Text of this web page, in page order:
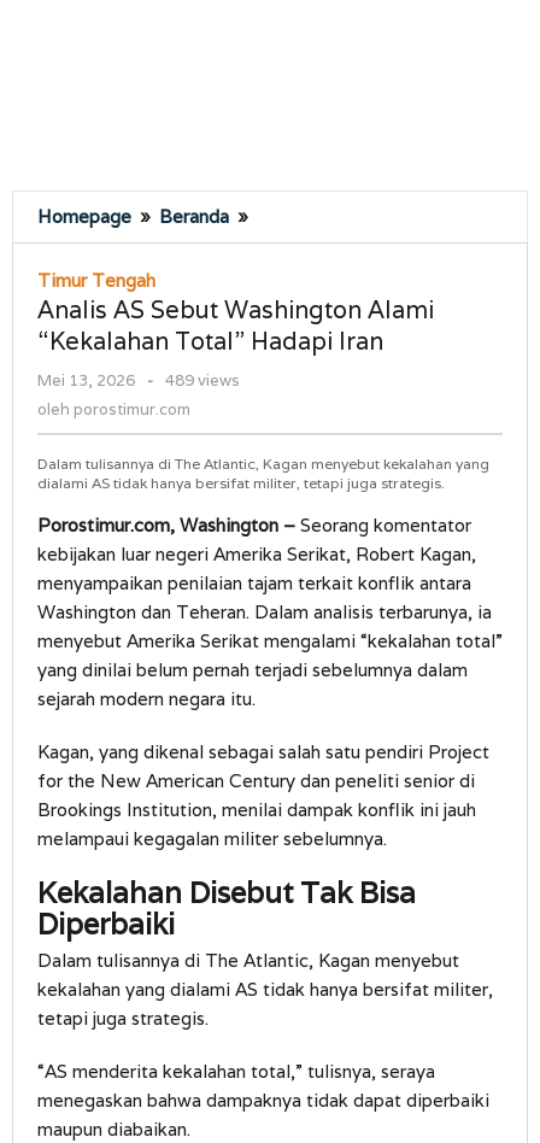
Homepage » Beranda »
AS
Washington
Alami
“Kekalahan
Iran
Timur Tengah
Analis AS Sebut Washington Alami
“Kekalahan Total” Hadapi Iran
Mei 13, 2026
oleh
- 489 views
oleh porostimur.com
Dalam tulisannya di The Atlantic, Kagan menyebut kekalahan yang
dialami AS tidak hanya bersifat militer, tetapi juga strategis.
Porostimur.com, Washington – Seorang komentator
kebijakan luar negeri Amerika Serikat, Robert Kagan,
menyampaikan penilaian tajam terkait konflik antara
Washington dan Teheran. Dalam analisis terbarunya, ia
menyebut Amerika Serikat mengalami “kekalahan total”
yang dinilai belum pernah terjadi sebelumnya dalam
sejarah modern negara itu.
Kagan, yang dikenal sebagai salah satu pendiri Project
for the New American Century dan peneliti senior di
Brookings Institution, menilai dampak konflik ini jauh
melampaui kegagalan militer sebelumnya.
Kekalahan Disebut Tak Bisa
Diperbaiki
Dalam tulisannya di The Atlantic, Kagan menyebut
kekalahan yang dialami AS tidak hanya bersifat militer,
tetapi juga strategis.
“AS menderita kekalahan total,” tulisnya, seraya
menegaskan bahwa dampaknya tidak dapat diperbaiki
maupun diabaikan.